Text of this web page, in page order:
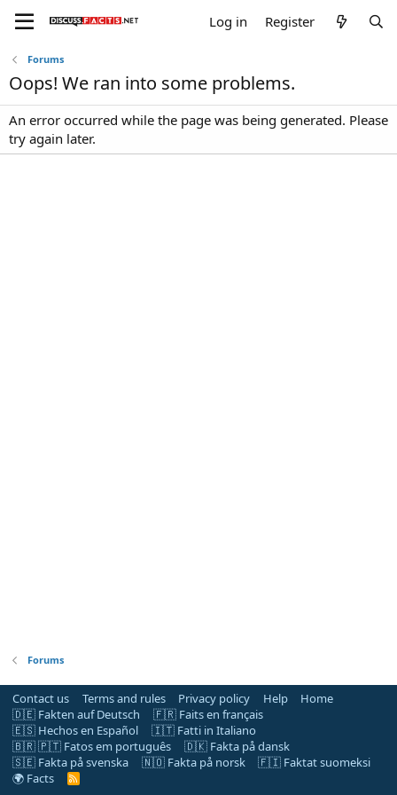
Log in Register
Forums
Oops! We ran into some problems.
An error occurred while the page was being generated. Please
try again later.
Forums
Contact us Terms and rules Privacy policy Help
Home
🇩🇪 Fakten auf Deutsch
🇫🇷 Faits en français
🇪🇸 Hechos en Español
🇮🇹 Fatti in Italiano
🇧🇷 🇵🇹 Fatos em português
🇩🇰 Fakta på dansk
🇸🇪 Fakta på svenska
🇳🇴 Fakta på norsk
🇫🇮 Faktat suomeksi
🌍 Facts
R